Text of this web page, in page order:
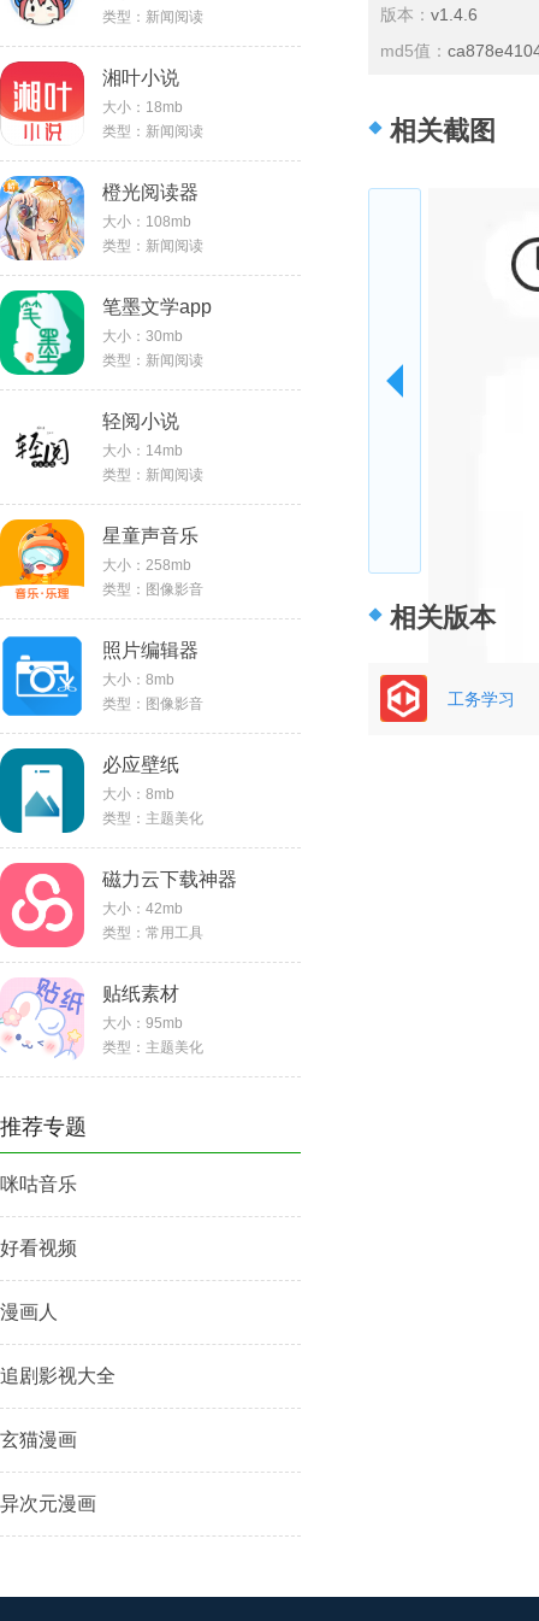
类型：新闻阅读
湘叶小说
大小：18mb
类型：新闻阅读
橙光阅读器
大小：108mb
类型：新闻阅读
笔墨文学app
大小：30mb
类型：新闻阅读
轻阅小说
大小：14mb
类型：新闻阅读
星童声音乐
大小：258mb
类型：图像影音
照片编辑器
大小：8mb
类型：图像影音
必应壁纸
大小：8mb
类型：主题美化
磁力云下载神器
大小：42mb
类型：常用工具
贴纸素材
大小：95mb
类型：主题美化
推荐专题
咪咕音乐
好看视频
漫画人
追剧影视大全
玄猫漫画
异次元漫画
版本： v1.4.6
md5值：
相关截图
相关版本
工务学习